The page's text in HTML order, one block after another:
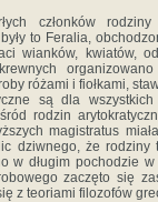
członków
to Feralia,
wianków, kwiatów,
różami i fiołkami,
są dla
rodzin
magistratus
dziwnego, że rodziny
w długim pochodzie
zaczęto się
z teoriami filozofów